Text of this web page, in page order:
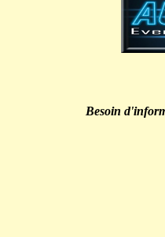
Besoin